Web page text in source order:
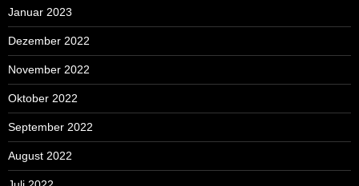
Januar 2023
Dezember 2022
November 2022
Oktober 2022
September 2022
August 2022